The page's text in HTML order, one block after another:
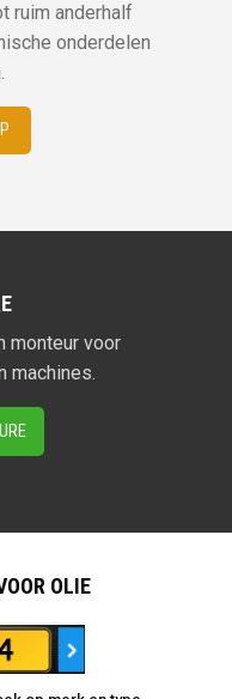
ruim anderhalf
onderdelen
monteur voor
machines.
OLIE